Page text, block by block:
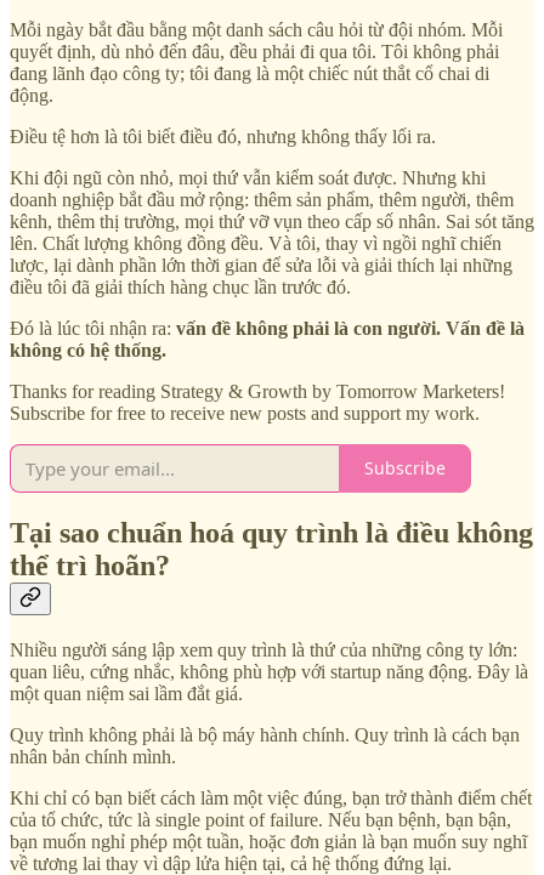
Mỗi ngày bắt đầu bằng một danh sách câu hỏi từ đội nhóm. Mỗi
quyết định, dù nhỏ đến đâu, đều phải đi qua tôi. Tôi không phải
đang lãnh đạo công ty; tôi đang là một chiếc nút thắt cổ chai di
động.
Điều tệ hơn là tôi biết điều đó, nhưng không thấy lối ra.
Khi đội ngũ còn nhỏ, mọi thứ vẫn kiểm soát được. Nhưng khi
doanh nghiệp bắt đầu mở rộng: thêm sản phẩm, thêm người, thêm
kênh, thêm thị trường, mọi thứ vỡ vụn theo cấp số nhân. Sai sót tăng
lên. Chất lượng không đồng đều. Và tôi, thay vì ngồi nghĩ chiến
lược, lại dành phần lớn thời gian để sửa lỗi và giải thích lại những
điều tôi đã giải thích hàng chục lần trước đó.
Đó là lúc tôi nhận ra: vấn đề không phải là con người. Vấn đề là
không có hệ thống.
Thanks for reading Strategy & Growth by Tomorrow Marketers!
Subscribe for free to receive new posts and support my work.
Subscribe
Tại sao chuẩn hoá quy trình là điều không
thể trì hoãn?
Nhiều người sáng lập xem quy trình là thứ của những công ty lớn:
quan liêu, cứng nhắc, không phù hợp với startup năng động. Đây là
một quan niệm sai lầm đắt giá.
Quy trình không phải là bộ máy hành chính. Quy trình là cách bạn
nhân bản chính mình.
Khi chỉ có bạn biết cách làm một việc đúng, bạn trở thành điểm chết
của tổ chức, tức là single point of failure. Nếu bạn bệnh, bạn bận,
bạn muốn nghỉ phép một tuần, hoặc đơn giản là bạn muốn suy nghĩ
về tương lai thay vì dập lửa hiện tại, cả hệ thống đứng lại.